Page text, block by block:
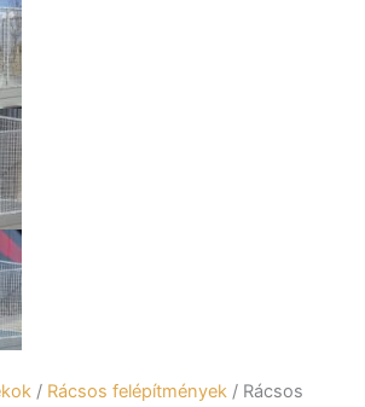
/ Rácsos felépítmények / Rácsos